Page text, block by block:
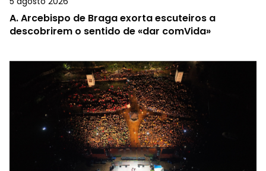
A.Arcebispo de Braga exorta escuteiros a
descobrirem o sentido de «dar comVida»